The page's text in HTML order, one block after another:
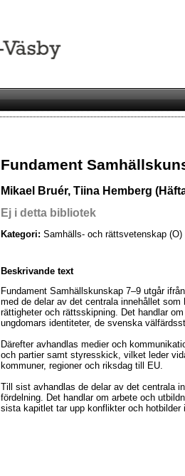
Fundament
Mikael Bruér, Tiina Hemberg
Ej i detta bibliotek
Kategori: Samhälls- och rättsvetenskap (O)
Beskrivande text
Fundament Samhällskunskap 7–9 utgår
med de delar av det centrala innehållet
rättigheter och rättsskipning. Det handlar
ungdomars identiteter, de svenska
Därefter avhandlas medier och
och partier samt styresskick, vilket leder
kommuner, regioner och riksdag till EU.
Till sist avhandlas de delar av det centrala
fördelning. Det handlar om arbete och
sista kapitlet tar upp konflikter och hotbilder